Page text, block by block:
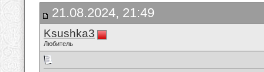
21.08.2024, 21:49
Ksushka3
Любитель